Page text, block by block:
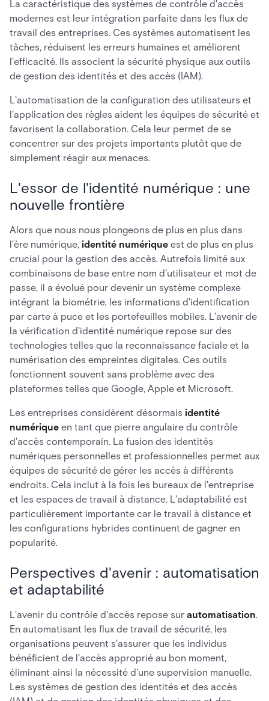
La caractéristique des systèmes de contrôle d'accès
modernes est leur intégration parfaite dans les flux de
travail des entreprises. Ces systèmes automatisent les
tâches, réduisent les erreurs humaines et améliorent
l'efficacité. Ils associent la sécurité physique aux outils
de gestion des identités et des accès (IAM).
L'automatisation de la configuration des utilisateurs et
l'application des règles aident les équipes de sécurité et
favorisent la collaboration. Cela leur permet de se
concentrer sur des projets importants plutôt que de
simplement réagir aux menaces.
L'essor de l'identité numérique : une
nouvelle frontière
Alors que nous nous plongeons de plus en plus dans
l'ère numérique, identité numérique est de plus en plus
crucial pour la gestion des accès. Autrefois limité aux
combinaisons de base entre nom d'utilisateur et mot de
passe, il a évolué pour devenir un système complexe
intégrant la biométrie, les informations d'identification
par carte à puce et les portefeuilles mobiles. L'avenir de
la vérification d'identité numérique repose sur des
technologies telles que la reconnaissance faciale et la
numérisation des empreintes digitales. Ces outils
fonctionnent souvent sans problème avec des
plateformes telles que Google, Apple et Microsoft.
Les entreprises considèrent désormais identité
numérique en tant que pierre angulaire du contrôle
d'accès contemporain. La fusion des identités
numériques personnelles et professionnelles permet aux
équipes de sécurité de gérer les accès à différents
endroits. Cela inclut à la fois les bureaux de l'entreprise
et les espaces de travail à distance. L'adaptabilité est
particulièrement importante car le travail à distance et
les configurations hybrides continuent de gagner en
popularité.
Perspectives d'avenir : automatisation
et adaptabilité
L'avenir du contrôle d'accès repose sur automatisation.
En automatisant les flux de travail de sécurité, les
organisations peuvent s'assurer que les individus
bénéficient de l'accès approprié au bon moment,
éliminant ainsi la nécessité d'une supervision manuelle.
Les systèmes de gestion des identités et des accès